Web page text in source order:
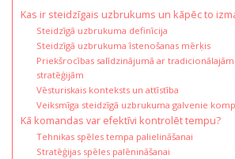
Kas ir steidzīgais uzbrukums un kāpēc to
Steidzīgā uzbrukuma definīcija
Steidzīgā uzbrukuma īstenošanas mērķis
Priekšrocības salīdzinājumā ar
stratēģijām
Vēsturiskais konteksts un attīstība
Veiksmīga steidzīgā uzbrukuma galvenie
Kā komandas var efektīvi kontrolēt tempu?
Tehnikas spēles tempa palielināšanai
Stratēģijas spēles palēnināšanai